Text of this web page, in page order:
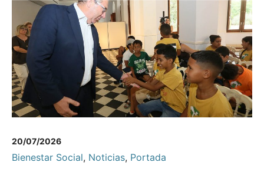
20/07/2026
Bienestar Social, Noticias, Portada